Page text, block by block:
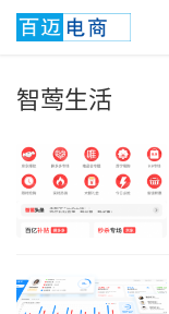
智莺生活